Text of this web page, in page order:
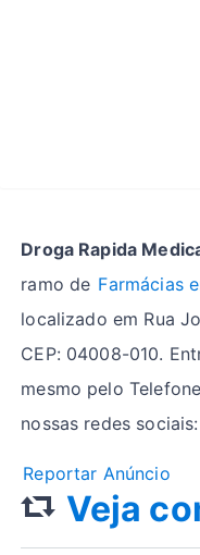
Droga Rapida
ramo de Farmácias
localizado em Rua
CEP: 04008-010.
mesmo pelo
nossas redes sociais:
Reportar Anúncio
Veja